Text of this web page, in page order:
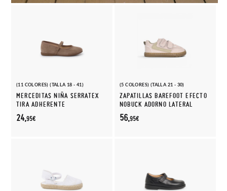
(11 COLORES) (TALLA 18 - 41)
MERCEDITAS NIÑA SERRATEX
TIRA ADHERENTE
24,95€
(5 COLORES) (TALLA 21 - 30)
ZAPATILLAS BAREFOOT EFECTO
NOBUCK ADORNO LATERAL
56,95€